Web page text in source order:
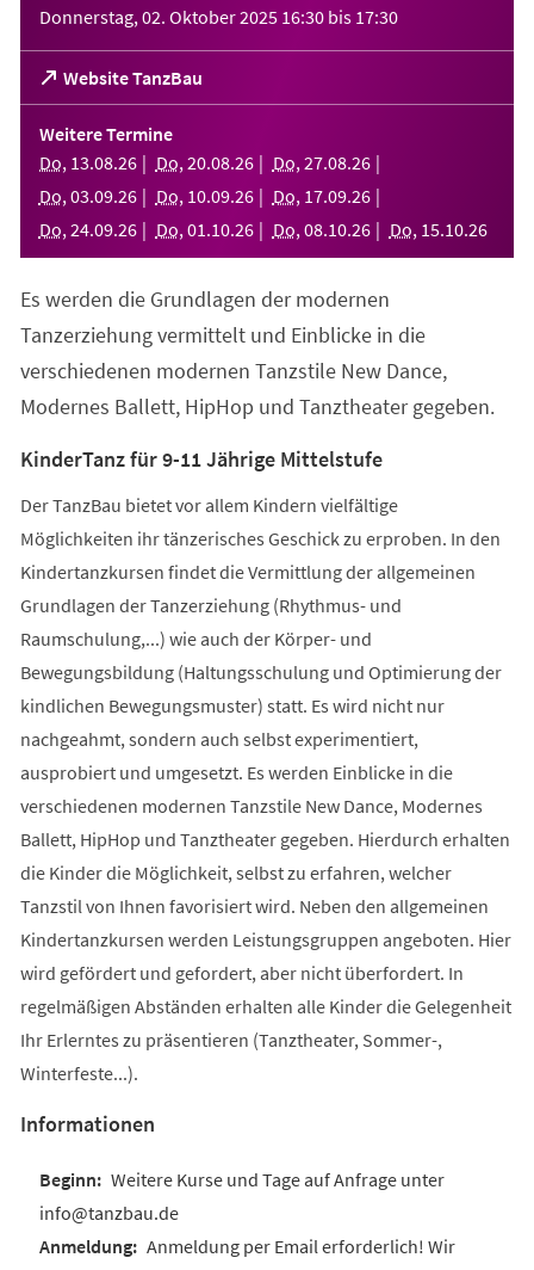
Donnerstag, 02. Oktober 2025 16:30 bis 17:30
Website TanzBau
(Öffnet
in
einem
neuen
Tab)
Weitere Termine
Do, 13.08.26 Do, 20.08.26 Do, 27.08.26
Do, 03.09.26 Do, 10.09.26 Do, 17.09.26
Do, 24.09.26 Do, 01 .10.26 Do, 08.10.26 Do, 15.10.26
Es werden die Grundlagen der modernen
Tanzerziehung vermittelt und Einblicke in die
verschiedenen modernen Tanzstile New Dance,
Modernes Ballett, HipHop und Tanztheater gegeben.
KinderTanz für 9-11 Jährige Mittelstufe
Der TanzBau bietet vor allem Kindern vielfältige
Möglichkeiten ihr tänzerisches Geschick zu erproben. In den
Kindertanzkursen findet die Vermittlung der allgemeinen
Grundlagen der Tanzerziehung (Rhythmus- und
Raumschulung,...) wie auch der Körper- und
Bewegungsbildung (Haltungsschulung und Optimierung der
kindlichen Bewegungsmuster) statt. Es wird nicht nur
nachgeahmt, sondern auch selbst experimentiert,
ausprobiert und umgesetzt. Es werden Einblicke in die
verschiedenen modernen Tanzstile New Dance, Modernes
Ballett, HipHop und Tanztheater gegeben. Hierdurch erhalten
die Kinder die Möglichkeit, selbst zu erfahren, welcher
Tanzstil von Ihnen favorisiert wird. Neben den allgemeinen
Kindertanzkursen werden Leistungsgruppen angeboten. Hier
wird gefördert und gefordert, aber nicht überfordert. In
regelmäßigen Abständen erhalten alle Kinder die Gelegenheit
Ihr Erlerntes zu präsentieren (Tanztheater, Sommer-,
Winterfeste...).
Informationen
Weitere Kurse und Tage auf Anfrage unter
info@tanzbau.de
Anmeldung per Email erforderlich! Wir